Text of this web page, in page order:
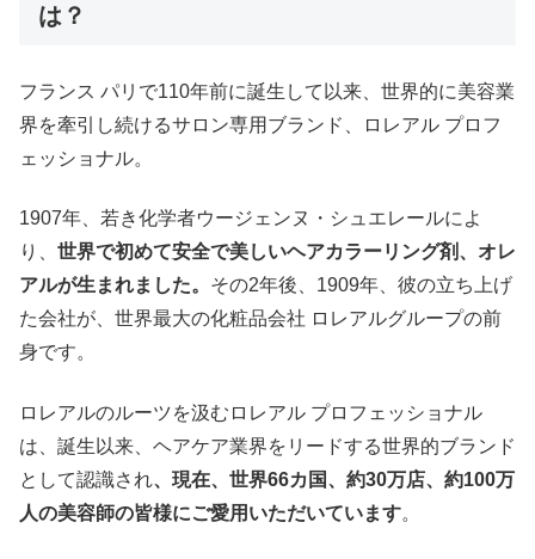
は？
フランス パリで110年前に誕生して以来、世界的に美容業
界を牽引し続けるサロン専用ブランド、ロレアル プロフ
ェッショナル。
1907年、若き化学者ウージェンヌ・シュエレールによ
り、 世界で初めて安全で美しいヘアカラーリング剤、オレ
アルが生まれました。 その2年後、1909年、彼の立ち上げ
た会社が、世界最大の化粧品会社 ロレアルグループの前
身です。
ロレアルのルーツを汲むロレアル プロフェッショナル
は、誕生以来、ヘアケア業界をリードする世界的ブランド
として認識され、現在、世界66カ国、約30万店、約100万
人の美容師の皆様にご愛用いただいています。